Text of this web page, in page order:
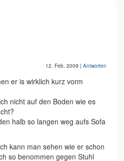
12. Feb. 2009 | Antworten
er is wirklich kurz vorm
nicht auf den Boden wie es
halb so langen weg aufs Sofa
kann man sehen wie er schon
so benommen gegen Stuhl